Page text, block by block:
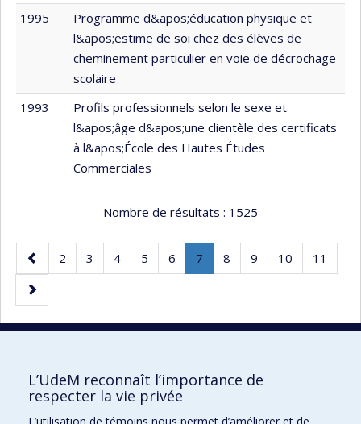
1995
Programme d&apos;éducation physique et
l&apos;estime de soi chez des élèves de
cheminement particulier en voie de décrochage
scolaire
1993
Profils professionnels selon le sexe et
l&apos;âge d&apos;une clientèle des certificats
à l&apos;École des Hautes Études
Commerciales
Nombre de résultats : 1525
Page
précédente
Page
2 Page
3 Page
4 Page
5 Page
6 Page
7
Page
Page
8 Page
9 Page
10 Page
11
Page
suivante
L’UdeM reconnaît l’importance de
respecter la vie privée
L’utilisation de témoins nous permet d’améliorer et de